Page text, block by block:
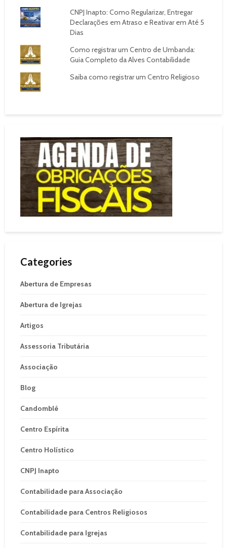
CNPJ Inapto: Como Regularizar, Entregar
Declarações em Atraso e Reativar em Até 5
Dias
Como registrar um Centro de Umbanda:
Guia Completo da Alves Contabilidade
Saiba como registrar um Centro Religioso
Categories
Abertura de Empresas
Abertura de Igrejas
Artigos
Assessoria Tributária
Associação
Blog
Candomblé
Centro Espírita
Centro Holístico
CNPJ Inapto
Contabilidade para Associação
Contabilidade para Centros Religiosos
Contabilidade para Igrejas